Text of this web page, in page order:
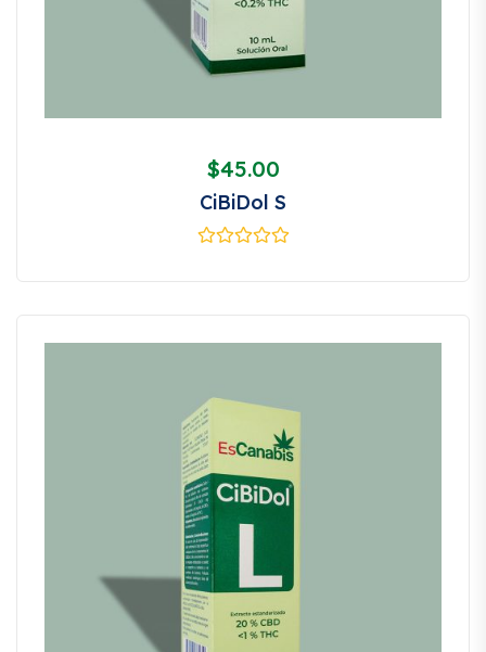
$45.00
CiBiDol S